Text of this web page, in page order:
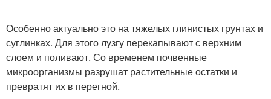
Особенно актуально это на тяжелых глинистых грунтах и
суглинках. Для этого лузгу перекапывают с верхним
слоем и поливают. Со временем почвенные
микроорганизмы разрушат растительные остатки и
превратят их в перегной.